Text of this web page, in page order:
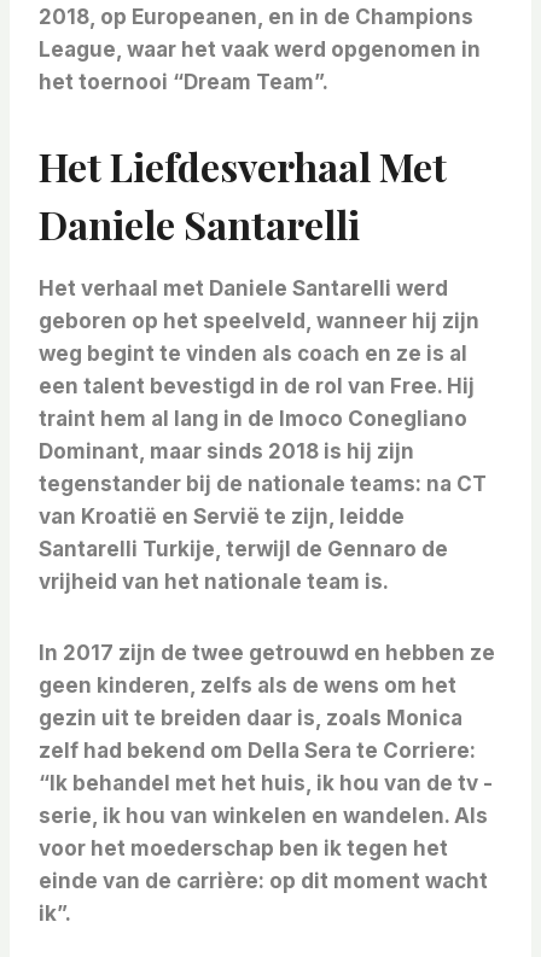
2018, op Europeanen, en in de Champions
League, waar het vaak werd opgenomen in
het toernooi “Dream Team”.
Het Liefdesverhaal Met
Daniele Santarelli
Het verhaal met Daniele Santarelli werd
geboren op het speelveld, wanneer hij zijn
weg begint te vinden als coach en ze is al
een talent bevestigd in de rol van Free. Hij
traint hem al lang in de Imoco Conegliano
Dominant, maar sinds 2018 is hij zijn
tegenstander bij de nationale teams: na CT
van Kroatië en Servië te zijn, leidde
Santarelli Turkije, terwijl de Gennaro de
vrijheid van het nationale team is.
In 2017 zijn de twee getrouwd en hebben ze
geen kinderen, zelfs als de wens om het
gezin uit te breiden daar is, zoals Monica
zelf had bekend om Della Sera te Corriere:
“Ik behandel met het huis, ik hou van de tv -
serie, ik hou van winkelen en wandelen. Als
voor het moederschap ben ik tegen het
einde van de carrière: op dit moment wacht
ik”.